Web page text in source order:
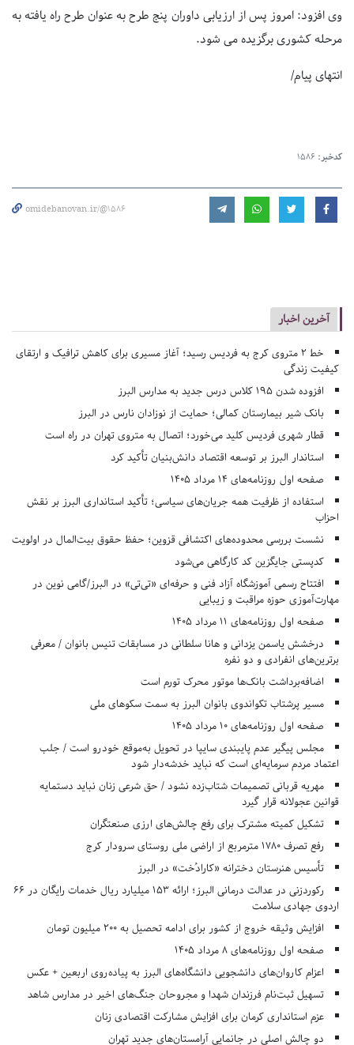
وی افزود: امروز پس از ارزیابی داوران پنج طرح به عنوان طرح راه یافته به
مرحله کشوری برگزیده می شود.
انتهای پیام/
کدخبر: 1586
omidebanovan.ir/@1586
آخرین اخبار
خط ۲ متروی کرج به فردیس رسید؛ آغاز مسیری برای کاهش ترافیک و ارتقای
کیفیت زندگی
افزوده شدن ۱۹۵ کلاس درس جدید به مدارس البرز
بانک شیر بیمارستان کمالی؛ حمایت از نوزادان نارس در البرز
قطار شهری فردیس کلید می‌خورد؛ اتصال به متروی تهران در راه است
استاندار البرز بر توسعه اقتصاد دانش‌بنیان تأکید کرد
صفحه اول روزنامه‌های 14 مرداد 1405
استفاده از ظرفیت همه جریان‌های سیاسی؛ تأکید استانداری البرز بر نقش
احزاب
نشست بررسی محدوده‌های اکتشافی قزوین؛ حفظ حقوق بیت‌المال در اولویت
کدپستی جایگزین کد کارگاهی می‌شود
افتتاح رسمی آموزشگاه آزاد فنی و حرفه‌ای «تی‌تی» در البرز/گامی نوین در
مهارت‌آموزی حوزه مراقبت و زیبایی
صفحه اول روزنامه‌های 11 مرداد 1405
درخشش یاسمن یزدانی و هانا سلطانی در مسابقات تنیس بانوان / معرفی
برترین‌های انفرادی و دو نفره
اضافه‌برداشت بانک‌ها موتور محرک تورم است
مسیر پرشتاب تکواندوی بانوان البرز به سمت سکوهای ملی
صفحه اول روزنامه‌های 10 مرداد 1405
مجلس پیگیر عدم پایبندی سایپا در تحویل به‌موقع خودرو است / جلب
اعتماد مردم سرمایه‌ای است که نباید خدشه‌دار شود
مهریه قربانی تصمیمات شتاب‌زده نشود / حق شرعی زنان نباید دستمایه
قوانین عجولانه قرار گیرد
تشکیل کمیته مشترک برای رفع چالش‌های ارزی صنعتگران
رفع تصرف ۱۷۸۰ مترمربع از اراضی ملی روستای سرودار کرج
تأسیس هنرستان دخترانه «کارادُخت» در البرز
رکوردزنی در عدالت درمانی البرز؛ ارائه ۱۵۳ میلیارد ریال خدمات رایگان در ۶۶
اردوی جهادی سلامت
افزایش وثیقه خروج از کشور برای ادامه تحصیل به ۲۰۰ میلیون تومان
صفحه اول روزنامه‌های 8 مرداد 1405
اعزام کاروان‌های دانشجویی دانشگاه‌های البرز به پیاده‌روی اربعین + عکس
تسهیل ثبت‌نام فرزندان شهدا و مجروحان جنگ‌های اخیر در مدارس شاهد
عزم استانداری کرمان برای افزایش مشارکت اقتصادی زنان
دو چالش اصلی در جانمایی آرامستان‌های جدید تهران